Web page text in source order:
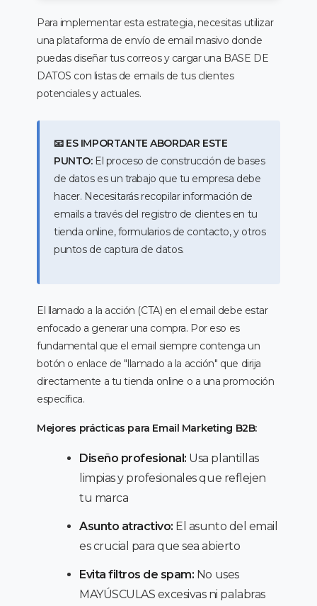
Para implementar esta estrategia, necesitas utilizar
una plataforma de envío de email masivo donde
puedas diseñar tus correos y cargar una BASE DE
DATOS con listas de emails de tus clientes
potenciales y actuales.
📧 ES IMPORTANTE ABORDAR ESTE
PUNTO:El proceso de construcción de bases
de datos es un trabajo que tu empresa debe
hacer. Necesitarás recopilar información de
emails a través del registro de clientes en tu
tienda online, formularios de contacto, y otros
puntos de captura de datos.
El llamado a la acción (CTA) en el email debe estar
enfocado a generar una compra. Por eso es
fundamental que el email siempre contenga un
botón o enlace de "llamado a la acción" que dirija
directamente a tu tienda online o a una promoción
específica.
Mejores prácticas para Email Marketing B2B:
Diseño profesional: Usa plantillas
limpias y profesionales que reflejen
tu marca
Asunto atractivo: El asunto del email
es crucial para que sea abierto
Evita filtros de spam: No uses
MAYÚSCULAS excesivas ni palabras